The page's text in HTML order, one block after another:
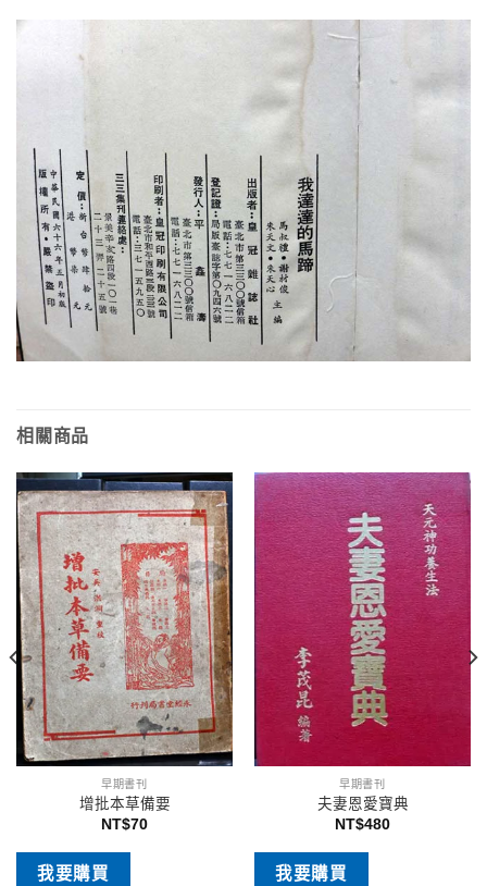
相關商品
早期書刊
增批本草備要
NT$70
我要購買
早期書刊
夫妻恩愛寶典
NT$480
我要購買